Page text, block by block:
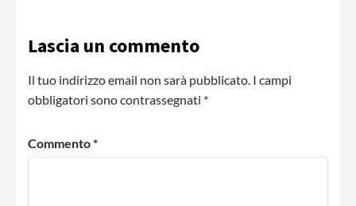
Lascia un commento
Il tuo indirizzo email non sarà pubblicato. I campi
obbligatori sono contrassegnati *
Commento*